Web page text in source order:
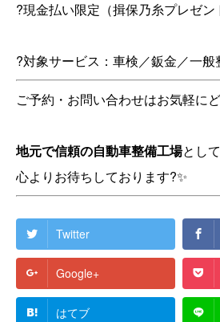
?現金払い限定（揖保乃糸プレゼン
?対象サービス：車検／鈑金／一般
ご予約・お問い合わせはお気軽に
地元で信頼の自動車整備工場とし
心よりお待ちしております?✨
Twitter
Google+
はてブ